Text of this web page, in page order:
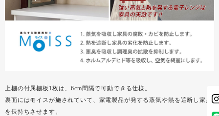
上棚の付属棚板1枚は、6cm間隔で可動できる仕様。
裏面にはモイスが施されていて、家電製品が発する蒸気や熱を遮断し家具
を長持ちさせます。